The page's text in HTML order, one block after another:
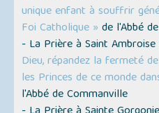
unique enfant à souffrir
Foi Catholique » de l'Abbé
- La Prière à Saint
Dieu, répandez la fermeté
les Princes de ce monde
l'Abbé de Commanville